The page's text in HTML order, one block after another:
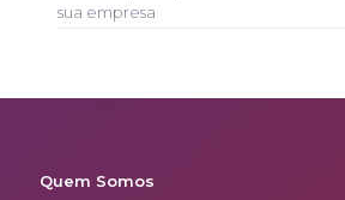
sua empresa
Quem Somos